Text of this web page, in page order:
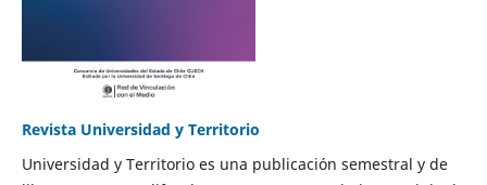
Revista Universidad y Territorio
Universidad y Territorio es una publicación semestral y de